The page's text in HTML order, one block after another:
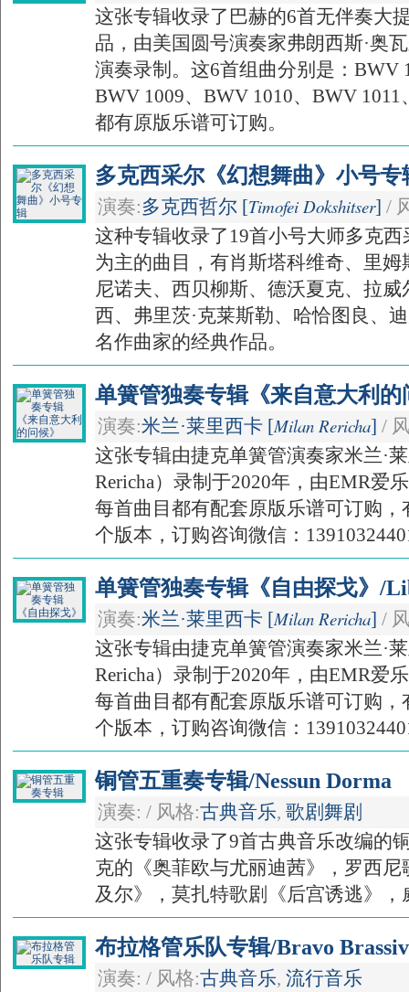
这张专辑收录了巴赫的6首无伴奏大
品，由美国圆号演奏家弗朗西斯·奥
演奏录制。这6首组曲分别是：BWV
BWV 1009、BWV 1010、BWV
都有原版乐谱可订购。
多克西采尔《幻想舞曲》小号专
演奏:多克西哲尔 [Timofei Dokshitser] /
这种专辑收录了19首小号大师多克
为主的曲目，有肖斯塔科维奇、里
尼诺夫、西贝柳斯、德沃夏克、拉
西、弗里茨·克莱斯勒、哈恰图良、
名作曲家的经典作品。
单簧管独奏专辑《来自意大利的
演奏:米兰·莱里西卡 [Milan Rericha] /
这张专辑由捷克单簧管演奏家米兰·
Rericha）录制于2020年，由EMR爱
每首曲目都有配套原版乐谱可订购
个版本，订购咨询微信：
单簧管独奏专辑《自由探戈》/
演奏:米兰·莱里西卡 [Milan Rericha] /
这张专辑由捷克单簧管演奏家米兰·
Rericha）录制于2020年，由EMR爱
每首曲目都有配套原版乐谱可订购
个版本，订购咨询微信：
铜管五重奏专辑/Nessun Dorma
演奏: / 风格:古典音乐, 歌剧舞剧
这张专辑收录了9首古典音乐改编的
克的《奥菲欧与尤丽迪茜》，罗西
及尔》，莫扎特歌剧《后宫诱逃》，
布拉格管乐队专辑/Bravo
演奏: / 风格:古典音乐, 流行音乐